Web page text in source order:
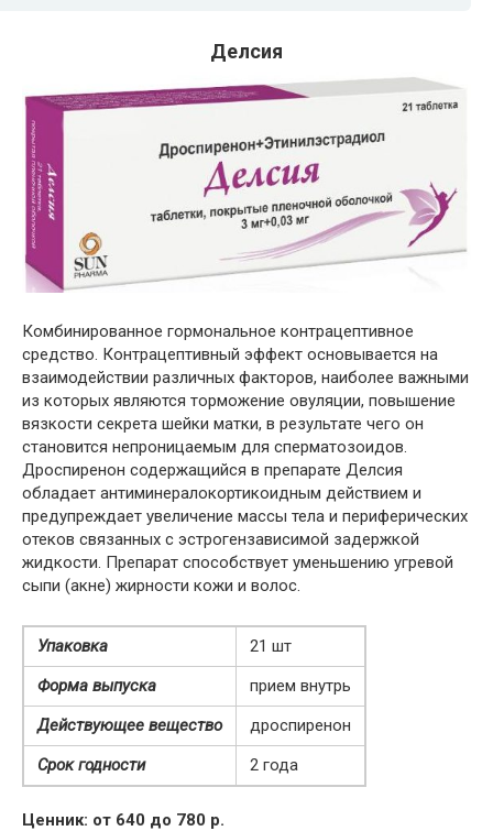
Делсия
Комбинированное гормональное контрацептивное
средство. Контрацептивный эффект основывается на
взаимодействии различных факторов, наиболее важными
из которых являются торможение овуляции, повышение
вязкости секрета шейки матки, в результате чего он
становится непроницаемым для сперматозоидов.
Дроспиренон содержащийся в препарате Делсия
обладает антиминералокортикоидным действием и
предупреждает увеличение массы тела и периферических
отеков связанных с эстрогензависимой задержкой
жидкости. Препарат способствует уменьшению угревой
сыпи (акне) жирности кожи и волос.
Упаковка
21 шт
Форма выпуска
прием внутрь
Действующее вещество
дроспиренон
Срок годности
2 года
Ценник: от 640 до 780 р.